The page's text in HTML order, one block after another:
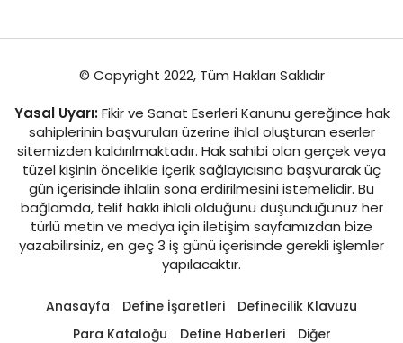
© Copyright 2022, Tüm Hakları Saklıdır
Yasal Uyarı:Fikir ve Sanat Eserleri Kanunu gereğince hak
sahiplerinin başvuruları üzerine ihlal oluşturan eserler
sitemizden kaldırılmaktadır. Hak sahibi olan gerçek veya
tüzel kişinin öncelikle içerik sağlayıcısına başvurarak üç
gün içerisinde ihlalin sona erdirilmesini istemelidir. Bu
bağlamda, telif hakkı ihlali olduğunu düşündüğünüz her
türlü metin ve medya için iletişim sayfamızdan bize
yazabilirsiniz, en geç 3 iş günü içerisinde gerekli işlemler
yapılacaktır.
Anasayfa Define İşaretleri
Definecilik Klavuzu
Para Kataloğu
Define Haberleri Diğer